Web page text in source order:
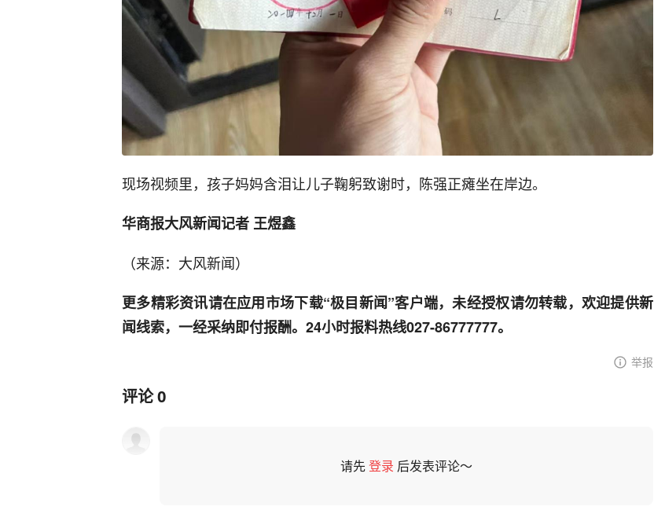
现场视频里，孩子妈妈含泪让儿子鞠躬致谢时，陈强正瘫坐在岸边。
华商报大风新闻记者 王煜鑫
（来源：大风新闻）
更多精彩资讯请在应用市场下载“极目新闻”客户端，未经授权请勿转载，欢迎提供新
闻线索，一经采纳即付报酬。24小时报料热线027-86777777。
举报
评论0
请先登录 后发表评论～